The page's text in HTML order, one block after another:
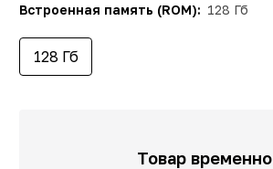
Встроенная память (ROM): 128 Гб
128 Гб
Товар временно